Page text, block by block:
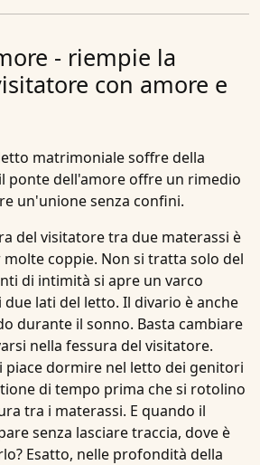
- riempie la
con amore e
matrimoniale soffre della
ponte dell'amoreoffre un rimedio
un'unione senza confini.
del visitatore tra due materassi è
coppie. Non si tratta solo del
di intimità si apre un varco
lati del letto. Il divario è anche
durante il sonno. Basta cambiare
nella fessura del visitatore.
piace dormire nel letto dei genitori
di tempo prima che si rotolino
tra i materassi. E quando il
senza lasciare traccia, dove è
Esatto, nelle profondità della